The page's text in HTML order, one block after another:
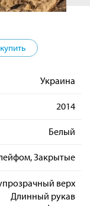
Украина
2014
Белый
Закрытые
верх
Длинный рукав